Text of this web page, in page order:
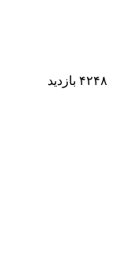
۴۲۴۸ بازدید